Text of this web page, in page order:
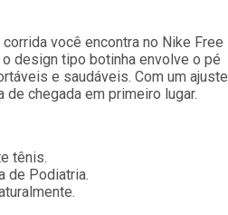
você encontra no Nike Free
design tipo botinha envolve o pé
e saudáveis. Com um ajuste
de chegada em primeiro lugar.
tênis.
de Podiatria.